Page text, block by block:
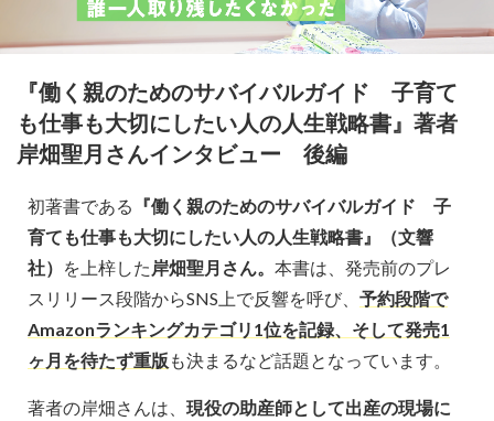
『働く親のためのサバイバルガイド 子育て
も仕事も大切にしたい人の人生戦略書』著者
岸畑聖月さんインタビュー 後編
初著書である 『働く親のためのサバイバルガイド 子
育ても仕事も大切にしたい人の人生戦略書』（文響
社） を上梓した 岸畑聖月さん。 本書は、発売前のプレ
スリリース段階からSNS上で反響を呼び、 予約段階で
Amazonランキングカテゴリ1位を記録、そして発売1
ヶ月を待たず重版 も決まるなど話題となっています。
著者の岸畑さんは、 現役の助産師として出産の現場に